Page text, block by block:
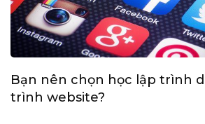
Bạn nên chọn học lập trình
trình website?